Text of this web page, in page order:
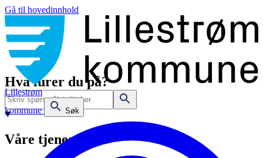
Gå til hovedinnhold
Lillestrøm
kommune
Søk
Hva lurer du på?
Våre tjenester